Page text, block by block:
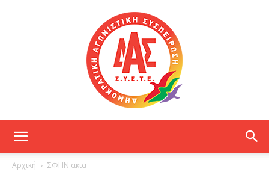
Αρχική ΣΦΗΝ ακια